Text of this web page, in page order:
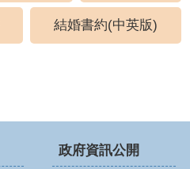
結婚書約(中英版)
政府資訊公開